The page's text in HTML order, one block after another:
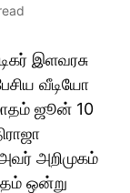
இளவரசு
வீடியோ
ஜூன் 10
அறிமுகம்
ஒன்று